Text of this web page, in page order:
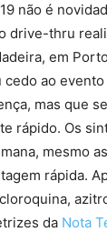
não é
drive-thru
em
cedo ao
mas que
rápido. Os
mesmo
rápida.
da Nota